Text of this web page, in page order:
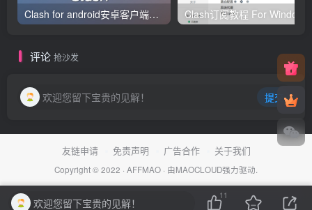
Clash for android安卓客户端保姆级新手使用教程
评论 抢沙发
欢迎您留下宝贵的见解！ 提交
友链申请 免责声明 广告合作 关于我们
Copyright © 2022 · AFFMAO · 由MAOCLOUD强力驱动.
欢迎您留下宝贵的见解！
11